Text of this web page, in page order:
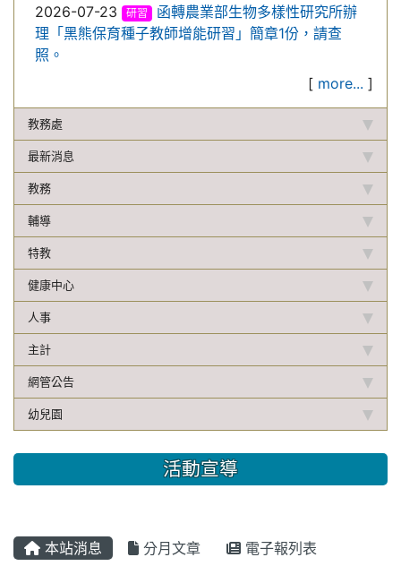
2026-07-23
研習
函轉農業部生物多樣性研究所辦
理「黑熊保育種子教師增能研習」簡章1份，請查
照。
[ more... ]
教務處
最新消息
教務
輔導
特教
健康中心
人事
主計
網管公告
幼兒園
活動宣導
本站消息 分月文章 電子報列表